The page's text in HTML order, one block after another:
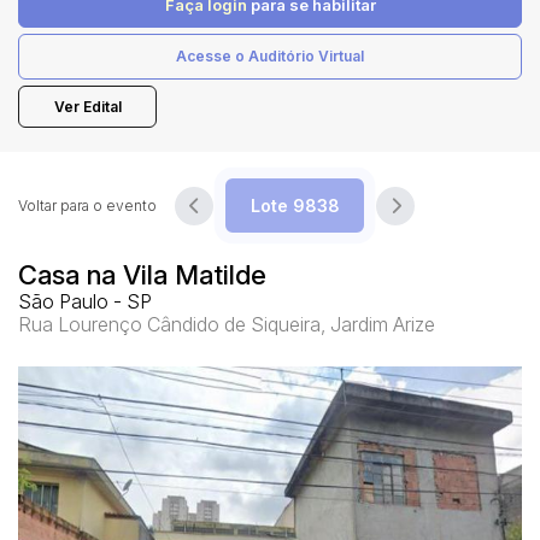
Faça login para se habilitar
Acesse o Auditório Virtual
Ver Edital
Casa na Vila Matilde
São Paulo - SP
Rua Lourenço Cândido de Siqueira, Jardim Arize
Voltar para o evento